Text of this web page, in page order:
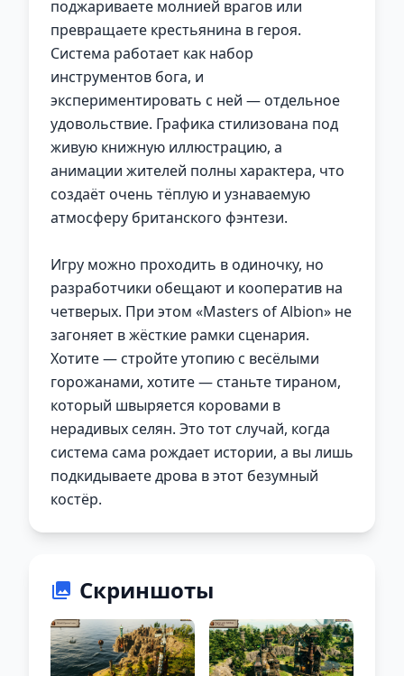
поджариваете молнией врагов или
превращаете крестьянина в героя.
Система работает как набор
инструментов бога, и
экспериментировать с ней — отдельное
удовольствие. Графика стилизована под
живую книжную иллюстрацию, а
анимации жителей полны характера, что
создаёт очень тёплую и узнаваемую
атмосферу британского фэнтези.
Игру можно проходить в одиночку, но
разработчики обещают и кооператив на
четверых. При этом «Masters of Albion» не
загоняет в жёсткие рамки сценария.
Хотите — стройте утопию с весёлыми
горожанами, хотите — станьте тираном,
который швыряется коровами в
нерадивых селян. Это тот случай, когда
система сама рождает истории, а вы лишь
подкидываете дрова в этот безумный
костёр.
Скриншоты